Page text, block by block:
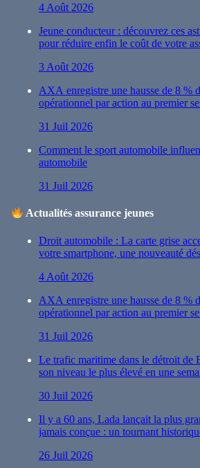
4 Août 2026
Jeune conducteur : découvrez ces
pour réduire enfin le coût de votre
3 Août 2026
AXA enregistre une hausse de 8 %
opérationnel par action au premier
31 Juil 2026
Comment le sport automobile
automobile
31 Juil 2026
Actualités assurance jeunes
Droit automobile : La carte grise
votre smartphone, une nouveauté
4 Août 2026
AXA enregistre une hausse de 8 %
opérationnel par action au premier
31 Juil 2026
Le trafic maritime dans le détroit de
son niveau le plus élevé en une
30 Juil 2026
Il y a 60 ans, Lada lançait la plus
jamais conçue : un tournant
26 Juil 2026